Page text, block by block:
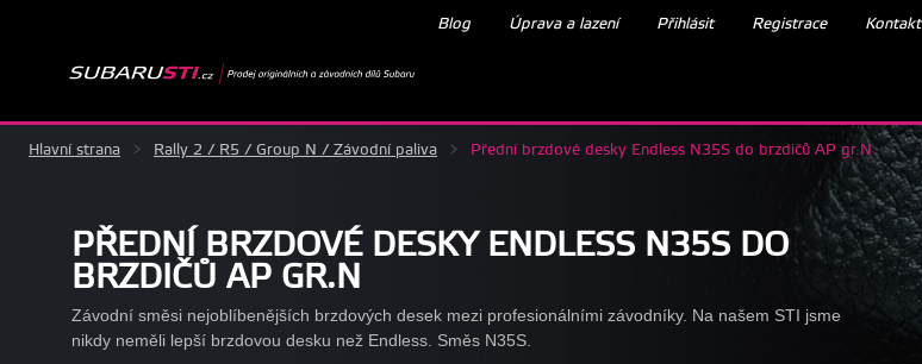
Blog Úprava a lazení Přihlásit Registrace Kontakt
Hlavní strana > Rally 2 / R5 / Group N / Závodní paliva > Přední brzdové desky Endless N35S do brzdičů AP gr.N
PŘEDNÍ BRZDOVÉ DESKY ENDLESS N35S DO
BRZDIČŮ AP GR.N
Závodní směsi nejoblíbenějších brzdových desek mezi profesionálními závodníky. Na našem STI jsme
nikdy neměli lepší brzdovou desku než Endless. Směs N35S.